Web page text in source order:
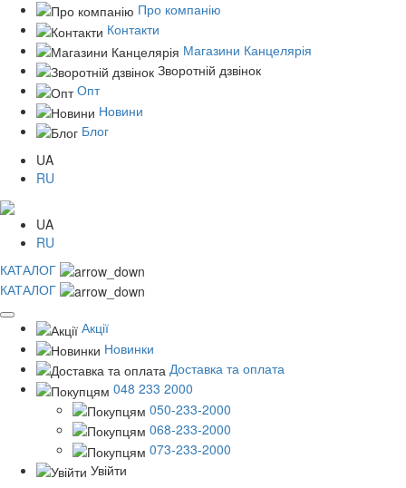
Про компанію
Контакти
Магазини Канцелярія
Зворотній дзвінок
Опт
Новини
Блог
UA
RU
UA
RU
КАТАЛОГ
КАТАЛОГ
Акції
Новинки
Доставка та оплата
048 233 2000
050-233-2000
068-233-2000
073-233-2000
Увійти